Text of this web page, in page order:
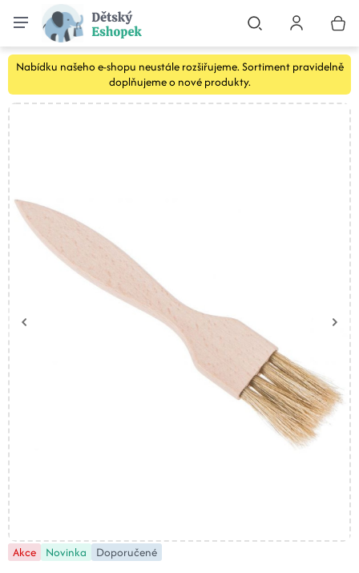
Nabídku našeho e-shopu neustále rozšiřujeme. Sortiment pravidelně
doplňujeme o nové produkty.
Akce Novinka Doporučené